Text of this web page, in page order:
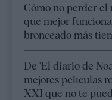
Cómo no perder el
que mejor
bronceado más
De 'El diario de
mejores películas
XXI que no te